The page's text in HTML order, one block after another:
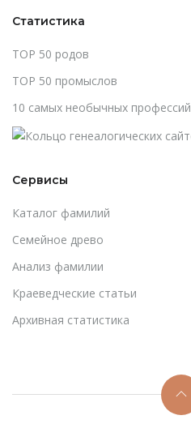
Статистика
TOP 50 родов
TOP 50 промыслов
10 самых необычных профессий
Сервисы
Каталог фамилий
Cемейное древо
Анализ фамилии
Краеведческие статьи
Архивная статистика